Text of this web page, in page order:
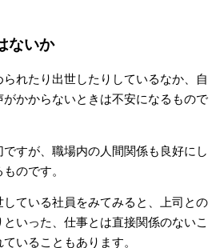
ないか
れたり出世したりしているなか、自
かからないときは不安になるもので
すが、職場内の人間関係も良好にし
のです。
ている社員をみてみると、上司との
いった、仕事とは直接関係のないこ
いることもあります。